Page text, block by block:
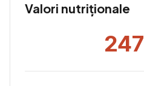
Valori nutriționale
247